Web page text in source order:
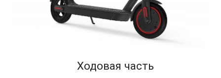
Ходовая часть